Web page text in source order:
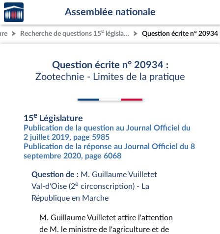
Aller au contenu
Aller en bas de la page
Accèder
à la
page
d'accueil
Assemblée nationale
Recherche de questions 15e législature Question écrite n° 20934
Question écrite n° 20934 :
Zootechnie - Limites de la pratique
15e Législature
Publication de la question au Journal Officiel du
2 juillet 2019, page 5985
Publication de la réponse au Journal Officiel du 8
septembre 2020, page 6068
Question de : M. Guillaume Vuilletet
Val-d'Oise (2e circonscription) - La
République en Marche
M. Guillaume Vuilletet attire l'attention
de M. le ministre de l'agriculture et de